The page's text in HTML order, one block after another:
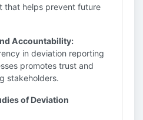
that helps prevent future
Accountability:
in deviation reporting
promotes trust and
stakeholders.
of Deviation